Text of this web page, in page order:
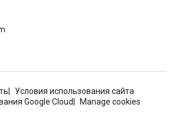
Условия использования сайта
Google Cloud
Manage cookies